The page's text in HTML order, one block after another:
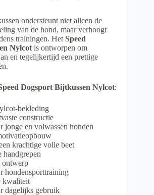
ondersteunt niet alleen de
van de hond, maar verhoogt
trainingen. Het Speed
Nylcot is ontworpen om
en tegelijkertijd een prettige
Dogsport Bijtkussen Nylcot:
bekleding
constructie
jonge en volwassen honden
krachtige volle beet
handgrepen
hondensporttraining
kwaliteit
dagelijks gebruik